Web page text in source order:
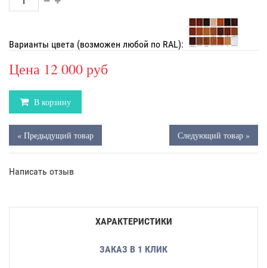
Варианты цвета (возможен любой по RAL):
Цена 12 000 руб
В корзину
« Предыдущий товар Следующий товар »
Написать отзыв
ХАРАКТЕРИСТИКИ
ЗАКАЗ В 1 КЛИК